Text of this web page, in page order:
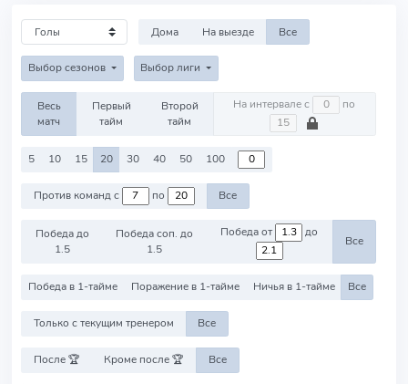
Дома На выезде Все
Выбор сезонов Выбор лиги
Весь
матч
Первый
тайм
Второй
тайм
На интервале с по
5 10 15 20 30 40 50 100
Против команд с по Все
Победа до
1.5
Победа соп. до
1.5
Победа от до
Все
Победа в 1-тайме Поражение в 1-тайме Ничья в 1-тайме Все
Только с текущим тренером Все
После 🏆 Кроме после 🏆 Все